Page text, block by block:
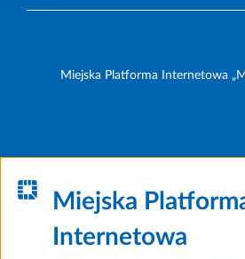
Miejska Platforma Internetowa
Miejska
Internetowa